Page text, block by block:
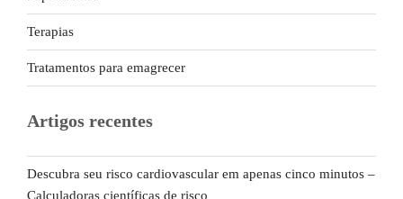
Terapias
Tratamentos para emagrecer
Artigos recentes
Descubra seu risco cardiovascular em apenas cinco minutos –
Calculadoras científicas de risco